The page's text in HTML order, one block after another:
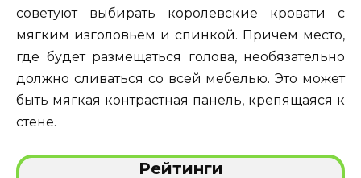
советуют выбирать королевские кровати с
мягким изголовьем и спинкой. Причем место,
где будет размещаться голова, необязательно
должно сливаться со всей мебелью. Это может
быть мягкая контрастная панель, крепящаяся к
стене.
Рейтинги